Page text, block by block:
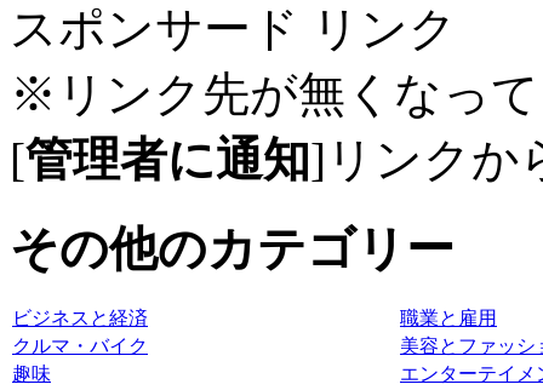
スポンサード リンク
※リンク先が無くなっ
[管理者に通知]リンクか
その他のカテゴリー
ビジネスと経済
職業と雇用
クルマ・バイク
美容とファッシ
趣味
エンターテイメ